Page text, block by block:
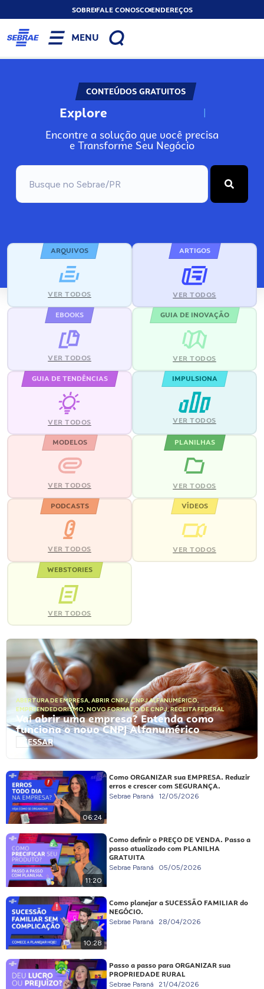
SOBREFALE CONOSCOENDEREÇOS
MENU
CONTEÚDOS GRATUITOS
Explore N
Encontre a solução que você precisa
e Transforme Seu Negócio
ARQUIVOS
VER TODOS
ARTIGOS
VER TODOS
EBOOKS
VER TODOS
GUIA DE INOVAÇÃO
VER TODOS
GUIA DE TENDÊNCIAS
VER TODOS
IMPULSIONA
VER TODOS
MODELOS
VER TODOS
PLANILHAS
VER TODOS
PODCASTS
VER TODOS
VÍDEOS
VER TODOS
WEBSTORIES
VER TODOS
ABERTURA DE EMPRESA, ABRIR CNPJ,CNPJ ALFANUMÉRICO,
EMPREENDEDORISMO, NOVO FORMATO DE CNPJ,RECEITA FEDERAL
Vai abrir uma empresa? Entenda como
funciona o novo CNPJ Alfanumérico
ACESSAR
06:24
Como ORGANIZAR sua EMPRESA. Reduzir
erros e crescer com SEGURANÇA.
Sebrae Paraná 12/05/2026
11:20
Como definir o PREÇO DE VENDA. Passo a
passo atualizado com PLANILHA
GRATUITA
Sebrae Paraná 05/05/2026
10:28
Como planejar a SUCESSÃO FAMILIAR do
NEGÓCIO.
Sebrae Paraná 28/04/2026
Passo a passo para ORGANIZAR sua
PROPRIEDADE RURAL
Sebrae Paraná 21/04/2026